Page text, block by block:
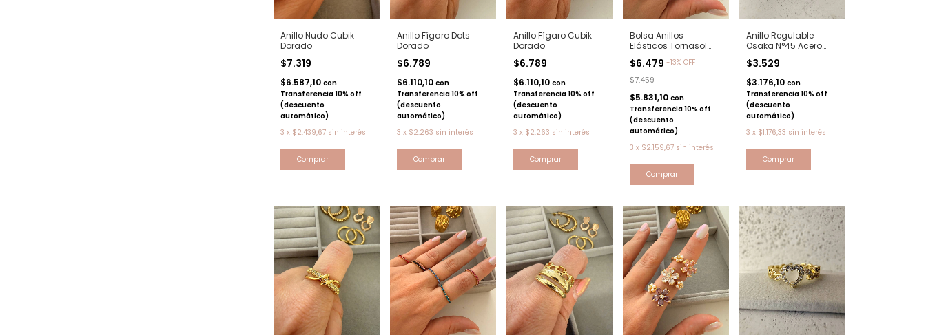
Anillo Nudo Cubik
Dorado
$7.319
$6.587,10 con
Transferencia 10% off
(descuento
automático)
3 x $2.439,67 sin interés
Comprar
Anillo Fígaro Dots
Dorado
$6.789
$6.110,10 con
Transferencia 10% off
(descuento
automático)
3 x $2.263 sin interés
Comprar
Anillo Fígaro Cubik
Dorado
$6.789
$6.110,10 con
Transferencia 10% off
(descuento
automático)
3 x $2.263 sin interés
Comprar
Bolsa Anillos
Elásticos Tornasol
Dorado/AN1013D
$6.479 -13% OFF
$7.459
$5.831,10 con
Transferencia 10% off
(descuento
automático)
3 x $2.159,67 sin interés
Anillo Regulable
Osaka N°45 Acero
$3.529
$3.176,10 con
Transferencia 10% off
(descuento
automático)
3 x $1.176,33 sin interés